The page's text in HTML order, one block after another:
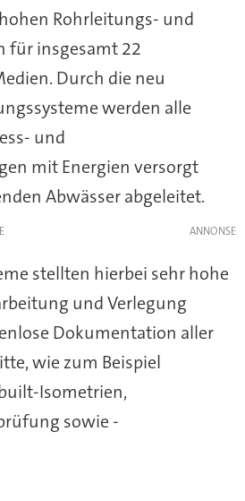
Rohrleitungs- und
für insgesamt 22
Durch die neu
werden alle
und
mit Energien versorgt
Abwässer abgeleitet.
stellten hierbei sehr hohe
und Verlegung
Dokumentation aller
wie zum Beispiel
Isometrien,
sowie -